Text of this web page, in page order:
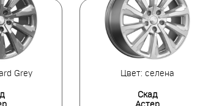
Grey Цвет: селена
Скад